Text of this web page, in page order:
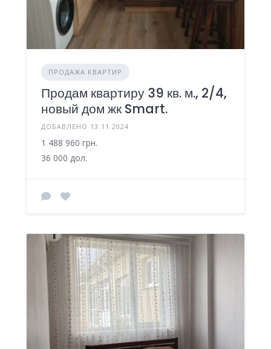
ПРОДАЖА КВАРТИР
Продам квартиру 39 кв. м., 2/4,
новый дом жк Smart.
ДОБАВЛЕНО 13.11.2024
1 488 960 грн.
36 000 дол.